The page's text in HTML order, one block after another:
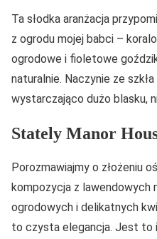
Ta słodka aranżacja
z ogrodu mojej babci –
ogrodowe i fioletowe
naturalnie. Naczynie ze
wystarczająco dużo blasku,
Stately Manor
Porozmawiajmy o złożeniu
kompozycja z lawendowych
ogrodowych i delikatnych
to czysta elegancja. Jest to